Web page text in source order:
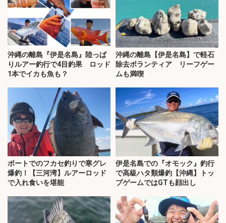
沖縄の離島『伊是名島』陸っぱ
りルアー釣行で4目釣果 ロッド
1本でイカも魚も？
沖縄の離島【伊是名島】で軽石
除去ボランティア リーフゲー
ムも満喫
ボートでのフカセ釣りで寒グレ
爆釣！【三河湾】ルアーロッド
で入れ食いを堪能
伊是名島での『オモック』釣行
で高級ハタ類爆釣【沖縄】トッ
プゲームではGTも顔出し